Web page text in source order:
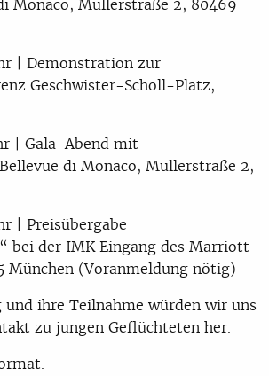
Monaco, Müllerstraße 2, 80469
| Demonstration zur
Geschwister-Scholl-Platz,
| Gala-Abend mit
di Monaco, Müllerstraße 2,
| Preisübergabe
bei der IMK Eingang des Marriott
München (Voranmeldung nötig)
ihre Teilnahme würden wir uns
zu jungen Geflüchteten her.